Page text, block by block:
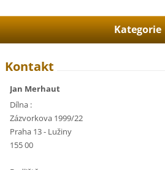
Kategorie
Kontakt
Jan Merhaut
Dílna :
Zázvorkova 1999/22
Praha 13 - Lužiny
155 00